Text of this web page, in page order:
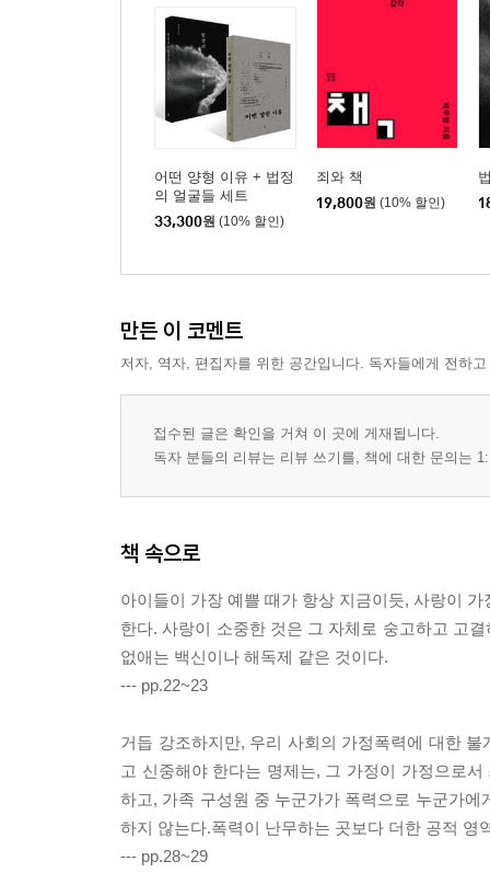
어떤 양형 이유 + 법정
의 얼굴들 세트
33,300원 (10% 할인)
죄와 책
19,800원 (10% 할인)
만든 이 코멘트
저자, 역자, 편집자를 위한 공간입니다. 독자들에게 전하
접수된 글은 확인을 거쳐 이 곳에 게재됩니다.
독자 분들의 리뷰는 리뷰 쓰기를, 책에 대한 문의는
책 속으로
아이들이 가장 예쁠 때가 항상 지금이듯, 사랑이
한다. 사랑이 소중한 것은 그 자체로 숭고하고 고
없애는 백신이나 해독제 같은 것이다.
--- pp.22~23
거듭 강조하지만, 우리 사회의 가정폭력에 대한
고 신중해야 한다는 명제는, 그 가정이 가정으로
하고, 가족 구성원 중 누군가가 폭력으로 누군가
하지 않는다.폭력이 난무하는 곳보다 더한 공적 영
--- pp.28~29